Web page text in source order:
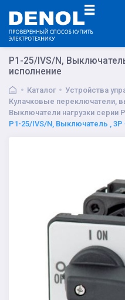
P1-25/IVS/N,
исполнение
Каталог
Устройства
Кулачковые переключатели,
Выключатели нагрузки серии P
P1-25/IVS/N, Выключатель ,